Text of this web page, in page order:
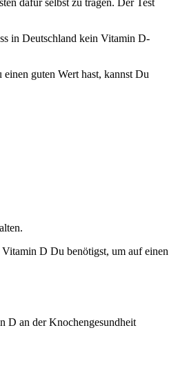
dafür selbst zu tragen. Der Test
in Deutschland kein Vitamin D-
guten Wert hast, kannst Du
D Du benötigst, um auf einen
D an der Knochengesundheit